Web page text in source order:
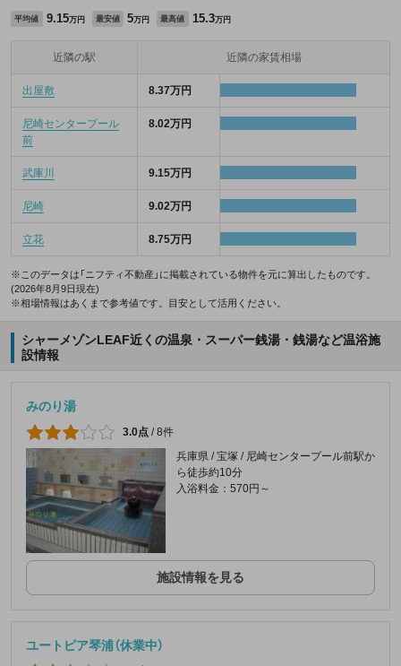
平均値 9.15万円 最安値 5万円 最高値 15.3万円
近隣の駅 近隣の家賃相場
出屋敷 8.37万円
尼崎センタープール
前
8.02万円
武庫川 9.15万円
尼崎 9.02万円
立花 8.75万円
※このデータは「ニフティ不動産」に掲載されている物件を元に算出したものです。
(2026年8月9日現在)
※相場情報はあくまで参考値です。目安として活用ください。
シャーメゾンLEAF近くの温泉・スーパー銭湯・銭湯など温浴施
設情報
みのり湯
3.0点 /8件
兵庫県 / 宝塚 / 尼崎センタープール前駅か
ら徒歩約10分
入浴料金：570円～
施設情報を見る
ユートピア琴浦（休業中）